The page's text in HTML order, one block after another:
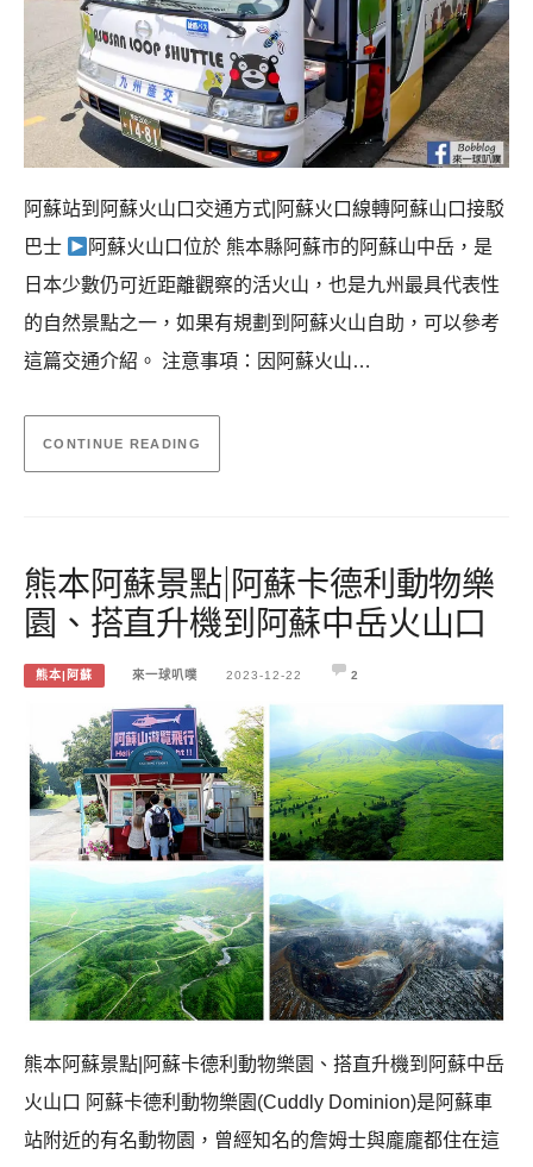
阿蘇站到阿蘇火山口交通方式|阿蘇火口線轉阿蘇山口接駁
巴士
阿蘇火山口位於 熊本縣阿蘇市的阿蘇山中岳，是
日本少數仍可近距離觀察的活火山，也是九州最具代表性
的自然景點之一，如果有規劃到阿蘇火山自助，可以參考
這篇交通介紹。 注意事項：因阿蘇火山…
CONTINUE READING
熊本阿蘇景點|阿蘇卡德利動物樂
園、搭直升機到阿蘇中岳火山口
熊本|阿蘇 來一球叭噗 2023-12-22 2
熊本阿蘇景點|阿蘇卡德利動物樂園、搭直升機到阿蘇中岳
火山口 阿蘇卡德利動物樂園(Cuddly Dominion)是阿蘇車
站附近的有名動物園，曾經知名的詹姆士與龐龐都住在這